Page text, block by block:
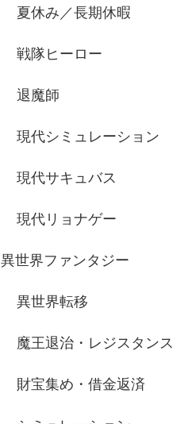
夏休み／長期休暇
戦隊ヒーロー
退魔師
現代シミュレーション
現代サキュバス
現代リョナゲー
異世界ファンタジー
異世界転移
魔王退治・レジスタンス
財宝集め・借金返済